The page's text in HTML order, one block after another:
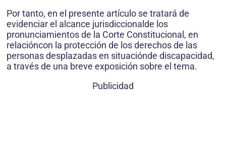
Por tanto, en el presente artículo se tratará de
evidenciar el alcance jurisdiccionalde los
pronunciamientos de la Corte Constitucional, en
relacióncon la protección de los derechos de las
personas desplazadas en situaciónde discapacidad,
a través de una breve exposición sobre el tema.
Publicidad